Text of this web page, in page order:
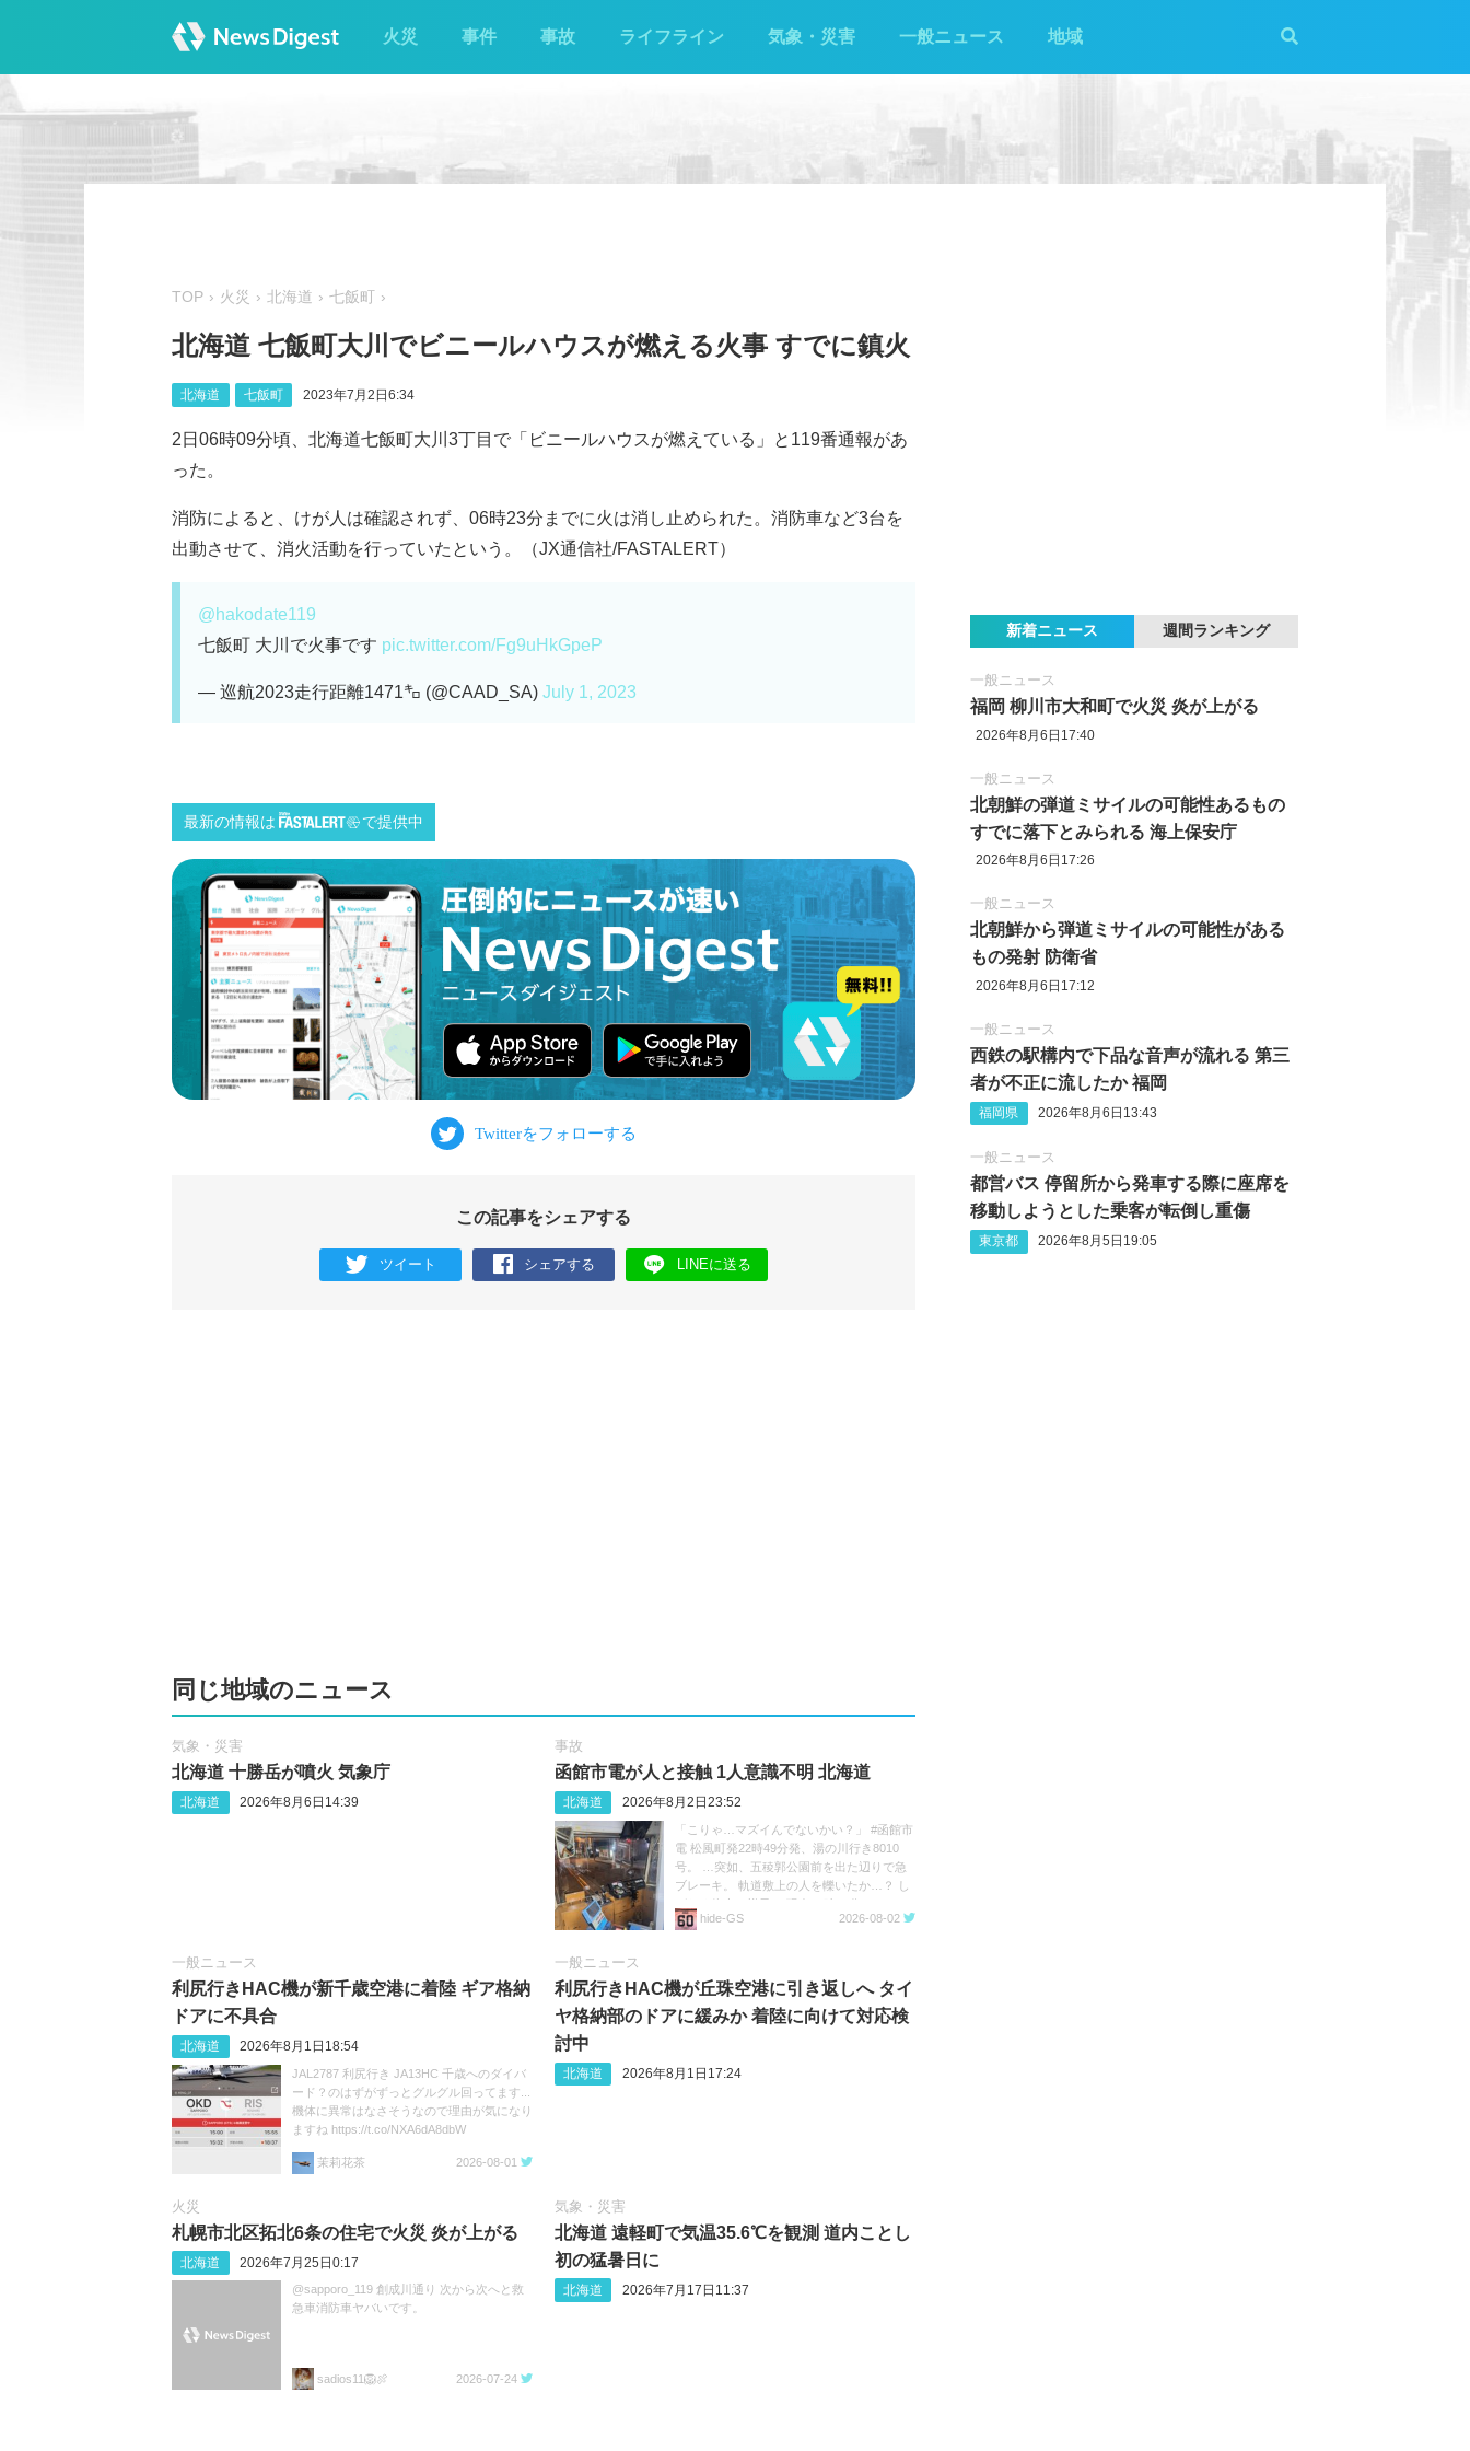
火災 事件 事故 ライフライン 気象・災害 一般ニュース 地域
TOP 火災 北海道 七飯町
北海道 七飯町大川でビニールハウスが燃える火事 すでに鎮火
北海道 七飯町 2023年7月2日6:34
2日06時09分頃、北海道七飯町大川3丁目で「ビニールハウスが燃えている」と119番通報があ
った。
消防によると、けが人は確認されず、06時23分までに火は消し止められた。消防車など3台を
出動させて、消火活動を行っていたという。（JX通信社/FASTALERT）
@hakodate119
七飯町 大川で火事です pic.twitter.com/Fg9uHkGpeP
— 巡航2023走行距離1471㌔ (@CAAD_SA) July 1, 2023
最新の情報は で提供中
この記事をシェアする
ツイート シェアする LINEに送る
同じ地域のニュース
気象・災害
北海道 十勝岳が噴火 気象庁
北海道 2026年8月6日14:39
事故
函館市電が人と接触 1人意識不明 北海道
北海道 2026年8月2日23:52
「こりゃ…マズイんでないかい？」 #函館市
電 松風町発22時49分発、湯の川行き8010
号。 …突如、五稜郭公園前を出た辺りで急
ブレーキ。 軌道敷上の人を轢いたか…？ し
ばらく停車の様子。 現在23時20分。
https://t.co/05MHqV1wVQ
hide‐GS 2026-08-02
一般ニュース
利尻行きHAC機が新千歳空港に着陸 ギア格納
ドアに不具合
北海道 2026年8月1日18:54
JAL2787 利尻行き JA13HC 千歳へのダイバ
ード？のはずがずっとグルグル回ってます...
機体に異常はなさそうなので理由が気になり
ますね https://t.co/NXA6dA8dbW
茉莉花茶 2026-08-01
一般ニュース
利尻行きHAC機が丘珠空港に引き返しへ タイ
ヤ格納部のドアに緩みか 着陸に向けて対応検
討中
北海道 2026年8月1日17:24
火災
札幌市北区拓北6条の住宅で火災 炎が上がる
北海道 2026年7月25日0:17
@sapporo_119 創成川通り 次から次へと救
急車消防車ヤバいです。
sadios11🦁🍖 2026-07-24
気象・災害
北海道 遠軽町で気温35.6℃を観測 道内ことし
初の猛暑日に
北海道 2026年7月17日11:37
新着ニュース 週間ランキング
一般ニュース
福岡 柳川市大和町で火災 炎が上がる
2026年8月6日17:40
一般ニュース
北朝鮮の弾道ミサイルの可能性あるもの
すでに落下とみられる 海上保安庁
2026年8月6日17:26
一般ニュース
北朝鮮から弾道ミサイルの可能性がある
もの発射 防衛省
2026年8月6日17:12
一般ニュース
西鉄の駅構内で下品な音声が流れる 第三
者が不正に流したか 福岡
福岡県 2026年8月6日13:43
一般ニュース
都営バス 停留所から発車する際に座席を
移動しようとした乗客が転倒し重傷
東京都 2026年8月5日19:05